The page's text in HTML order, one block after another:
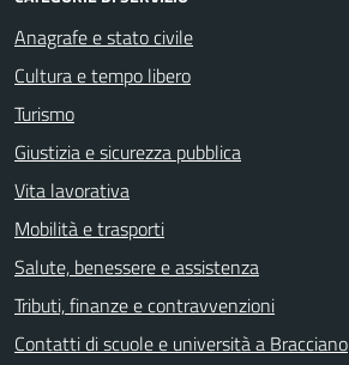
Anagrafe e stato civile
Cultura e tempo libero
Turismo
Giustizia e sicurezza pubblica
Vita lavorativa
Mobilità e trasporti
Salute, benessere e assistenza
Tributi, finanze e contravvenzioni
Contatti di scuole e università a Bracciano